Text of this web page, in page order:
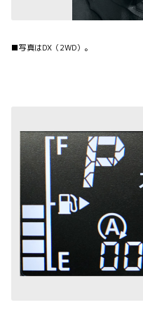
■写真はDX（2WD）。